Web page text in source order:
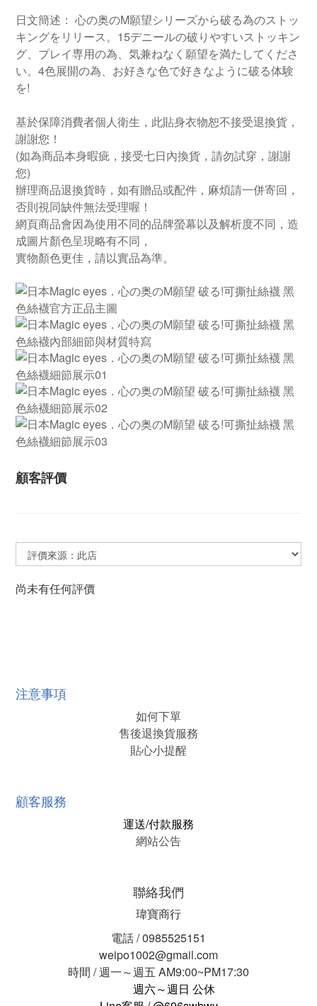
日文簡述： 心の奥のM願望シリーズから破る為のストッ
キングをリリース。15デニールの破りやすいストッキン
グ、プレイ専用の為、気兼ねなく願望を満たしてくださ
い。4色展開の為、お好きな色で好きなように破る体験
を!
基於保障消費者個人衛生，此貼身衣物恕不接受退換貨，
謝謝您！
(如為商品本身暇疵，接受七日內換貨，請勿試穿，謝謝
您)
辦理商品退換貨時，如有贈品或配件，麻煩請一併寄回，
否則視同缺件無法受理喔！
網頁商品會因為使用不同的品牌螢幕以及解析度不同，造
成圖片顏色呈現略有不同，
實物顏色更佳，請以實品為準。
顧客評價
尚未有任何評價
注意事項
如何下單
售後退換貨服務
貼心小提醒
顧客服務
運送/付款服務
網站公告
聯絡我們
瑋寶商行
電話 / 0985525151
weipo1002@gmail.com
時間 / 週一～週五 AM9:00~PM17:30
週六～週日 公休